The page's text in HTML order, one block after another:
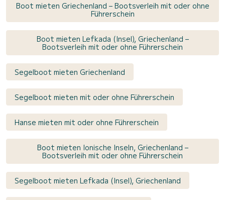
Boot mieten Griechenland – Bootsverleih mit oder ohne
Führerschein
Boot mieten Lefkada (Insel), Griechenland –
Bootsverleih mit oder ohne Führerschein
Segelboot mieten Griechenland
Segelboot mieten mit oder ohne Führerschein
Hanse mieten mit oder ohne Führerschein
Boot mieten Ionische Inseln, Griechenland –
Bootsverleih mit oder ohne Führerschein
Segelboot mieten Lefkada (Insel), Griechenland